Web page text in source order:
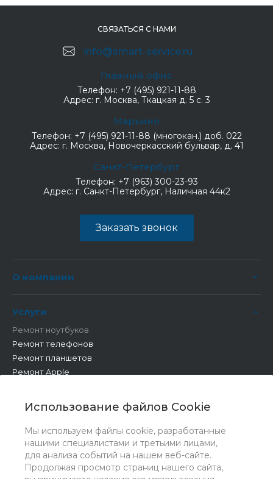
Использование файлов Cookie
Мы используем файлы cookie, разработанные
нашими специалистами и третьими лицами,
для анализа событий на нашем веб-сайте.
Продолжая просмотр страниц нашего сайта,
СВЯЗАТЬСЯ С НАМИ
info@smart-service.ru
Главный офис
Телефон: +7 (495) 921-11-88
Адрес: г. Москва, Ткацкая д. 5 с. 3
Марьино
Телефон: +7 (495) 921-11-88 (многокан.) доб. 022
Адрес: г. Москва, Новочеркасский бульвар, д. 41
Санкт-Петербург
Телефон: +7 (963) 300-23-93
Адрес: г. Санкт-Петербург, Наличная 44к2
Заказать звонок
О компании
Услуги
Ремонт ноутбуков
Ремонт телефонов
Ремонт планшетов
Ремонт Apple